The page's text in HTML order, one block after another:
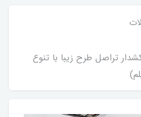
تراصل طرح زیبا با تنوع